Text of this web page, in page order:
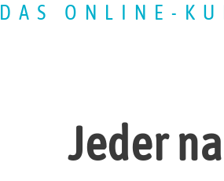
DAS ONLINE-
Jeder